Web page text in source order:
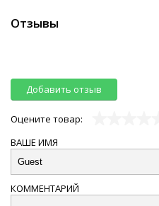
Отзывы
Добавить отзыв
Оцените товар:
ВАШЕ ИМЯ
КОММЕНТАРИЙ